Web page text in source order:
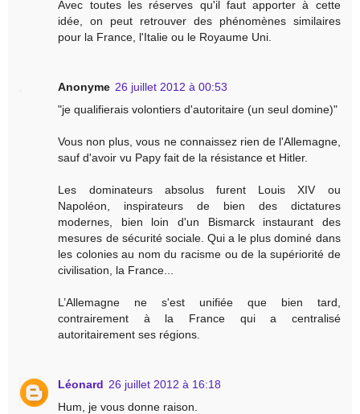
Avec toutes les réserves qu'il faut apporter à cette
idée, on peut retrouver des phénomènes similaires
pour la France, l'Italie ou le Royaume Uni.
Anonyme 26 juillet 2012 à 00:53
"je qualifierais volontiers d'autoritaire (un seul domine)"
Vous non plus, vous ne connaissez rien de l'Allemagne,
sauf d'avoir vu Papy fait de la résistance et Hitler.
Les dominateurs absolus furent Louis XIV ou
Napoléon, inspirateurs de bien des dictatures
modernes, bien loin d'un Bismarck instaurant des
mesures de sécurité sociale. Qui a le plus dominé dans
les colonies au nom du racisme ou de la supériorité de
civilisation, la France...
L’Allemagne ne s'est unifiée que bien tard,
contrairement à la France qui a centralisé
autoritairement ses régions.
Léonard 26 juillet 2012 à 16:18
Hum, je vous donne raison.